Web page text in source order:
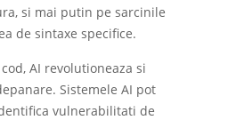
si mai putin pe sarcinile
de sintaxe specifice.
AI revolutioneaza si
Sistemele AI pot
vulnerabilitati de